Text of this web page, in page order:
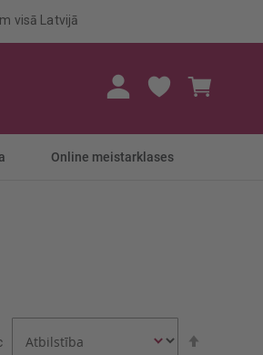
visā Latvijā
Online meistarklases